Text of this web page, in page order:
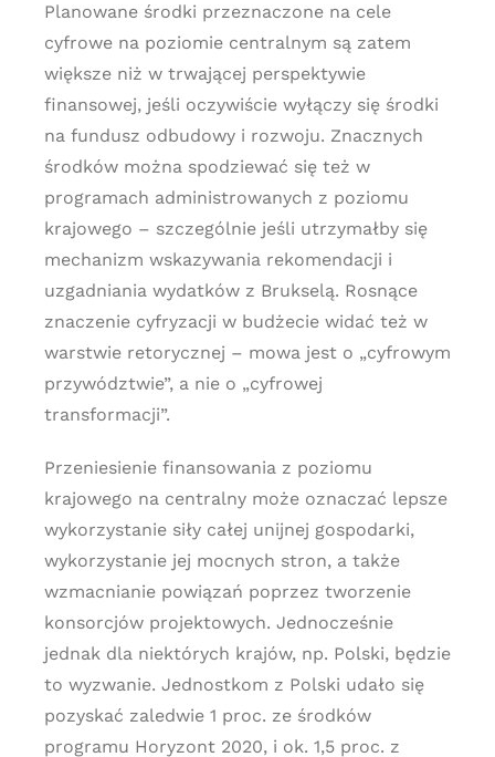
Planowane środki przeznaczone na cele
cyfrowe na poziomie centralnym są zatem
większe niż w trwającej perspektywie
finansowej, jeśli oczywiście wyłączy się środki
na fundusz odbudowy i rozwoju. Znacznych
środków można spodziewać się też w
programach administrowanych z poziomu
krajowego – szczególnie jeśli utrzymałby się
mechanizm wskazywania rekomendacji i
uzgadniania wydatków z Brukselą. Rosnące
znaczenie cyfryzacji w budżecie widać też w
warstwie retorycznej – mowa jest o „cyfrowym
przywództwie”, a nie o „cyfrowej
transformacji”.
Przeniesienie finansowania z poziomu
krajowego na centralny może oznaczać lepsze
wykorzystanie siły całej unijnej gospodarki,
wykorzystanie jej mocnych stron, a także
wzmacnianie powiązań poprzez tworzenie
konsorcjów projektowych. Jednocześnie
jednak dla niektórych krajów, np. Polski, będzie
to wyzwanie. Jednostkom z Polski udało się
pozyskać zaledwie 1 proc. ze środków
programu Horyzont 2020, i ok. 1,5 proc. z